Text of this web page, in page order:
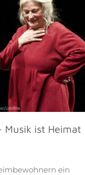
Musik ist Heimat
ein